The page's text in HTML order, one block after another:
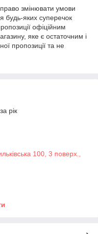
змінювати умови
будь-яких суперечок
офіційним
яке є остаточним і
пропозиції та не
рік
100, 3 поверх.,